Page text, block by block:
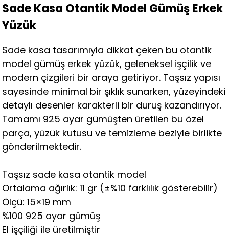
Sade Kasa Otantik Model Gümüş Erkek
Yüzük
Sade kasa tasarımıyla dikkat çeken bu otantik
model gümüş erkek yüzük, geleneksel işçilik ve
modern çizgileri bir araya getiriyor. Taşsız yapısı
sayesinde minimal bir şıklık sunarken, yüzeyindeki
detaylı desenler karakterli bir duruş kazandırıyor.
Tamamı 925 ayar gümüşten üretilen bu özel
parça, yüzük kutusu ve temizleme beziyle birlikte
gönderilmektedir.
Taşsız sade kasa otantik model
Ortalama ağırlık: 11 gr (±%10 farklılık gösterebilir)
Ölçü: 15×19 mm
%100 925 ayar gümüş
El işçiliği ile üretilmiştir